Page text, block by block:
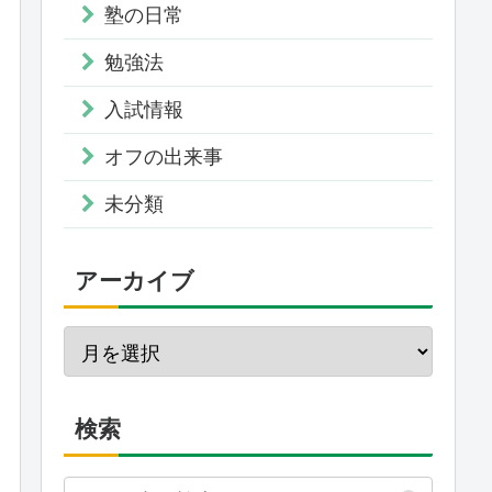
塾の日常
勉強法
入試情報
オフの出来事
未分類
アーカイブ
検索